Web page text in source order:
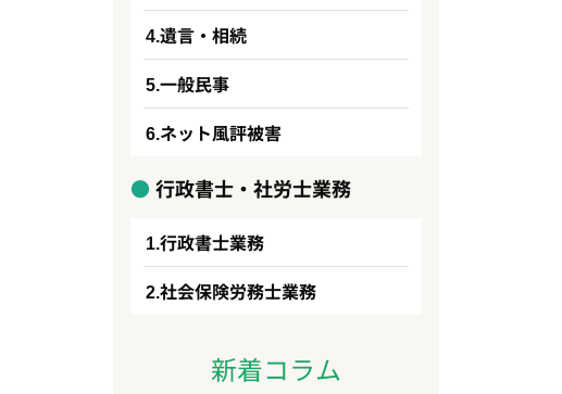
遺言・相続
一般民事
ネット風評被害
行政書士・社労士業務
行政書士業務
社会保険労務士業務
新着コラム